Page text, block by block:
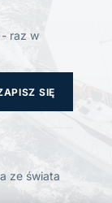
raz w
SIĘ
ze świata